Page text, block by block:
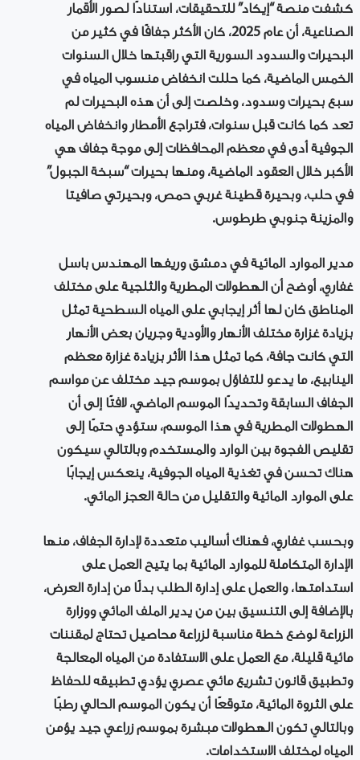
كشفت منصة “إيكاد” للتحقيقات، استنادًا لصور الأقمار
الصناعية، أن عام 2025، كان الأكثر جفافًا في كثير من
البحيرات والسدود السورية التي راقبتها خلال السنوات
الخمس الماضية، كما حللت انخفاض منسوب المياه في
سبع بحيرات وسدود، وخلصت إلى أن هذه البحيرات لم
تعد كما كانت قبل سنوات، فتراجع الأمطار وانخفاض المياه
الجوفية أدى في معظم المحافظات إلى موجة جفاف هي
الأكبر خلال العقود الماضية، ومنها بحيرات “سبخة الجبول”
في حلب، وبحيرة قطينة غربي حمص، وبحيرتي صافيتا
والمزينة جنوبي طرطوس.
مدير الموارد المائية في دمشق وريفها المهندس باسل
غفاري، أوضح أن الهطولات المطرية والثلجية على مختلف
المناطق كان لها أثر إيجابي على المياه السطحية تمثل
بزيادة غزارة مختلف الأنهار والأودية وجريان بعض الأنهار
التي كانت جافة، كما تمثل هذا الأثر بزيادة غزارة معظم
الينابيع، ما يدعو للتفاؤل بموسم جيد مختلف عن مواسم
الجفاف السابقة وتحديدًا الموسم الماضي، لافتًا إلى أن
الهطولات المطرية في هذا الموسم، ستؤدي حتمًا إلى
تقليص الفجوة بين الوارد والمستخدم وبالتالي سيكون
هناك تحسن في تغذية المياه الجوفية، ينعكس إيجابًا
على الموارد المائية والتقليل من حالة العجز المائي.
وبحسب غفاري، فهناك أساليب متعددة لإدارة الجفاف، منها
الإدارة المتكاملة للموارد المائية بما يتيح العمل على
استدامتها، والعمل على إدارة الطلب بدلًا من إدارة العرض،
بالإضافة إلى التنسيق بين من يدير الملف المائي ووزارة
الزراعة لوضع خطة مناسبة لزراعة محاصيل تحتاج لمقننات
مائية قليلة، مع العمل على الاستفادة من المياه المعالجة
وتطبيق قانون تشريع مائي عصري يؤدي تطبيقه للحفاظ
على الثروة المائية، متوقعًا أن يكون الموسم الحالي رطبًا
وبالتالي تكون الهطولات مبشرة بموسم زراعي جيد يؤمن
المياه لمختلف الاستخدامات.